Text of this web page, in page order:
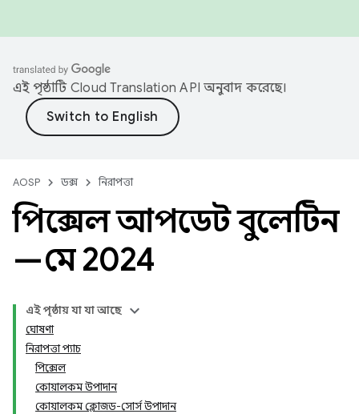
এই পৃষ্ঠাটি Cloud Translation API অনুবাদ করেছে।
AOSP ডক্স নিরাপত্তা
পিক্সেল আপডেট বুলেটিন
—মে 2024
এই পৃষ্ঠায় যা যা আছে
ঘোষণা
নিরাপত্তা প্যাচ
পিক্সেল
কোয়ালকম উপাদান
কোয়ালকম ক্লোজড-সোর্স উপাদান